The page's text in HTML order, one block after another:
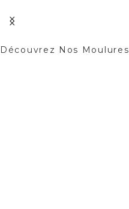
Découvrez Nos Moulures